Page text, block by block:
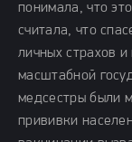
понимала, что
считала, что
личных страхов
масштабной
медсестры были
прививки